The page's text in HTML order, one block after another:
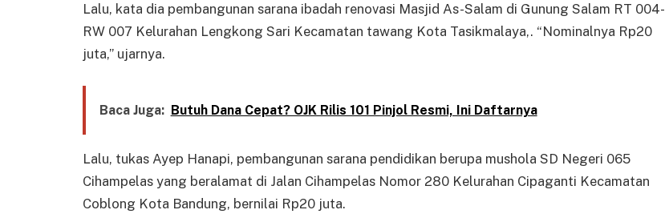
Lalu, kata dia pembangunan sarana ibadah renovasi Masjid As-Salam di Gunung Salam RT 004-
RW 007 Kelurahan Lengkong Sari Kecamatan tawang Kota Tasikmalaya,. “Nominalnya Rp20
juta,” ujarnya.
Baca Juga: Butuh Dana Cepat? OJK Rilis 101 Pinjol Resmi, Ini Daftarnya
Lalu, tukas Ayep Hanapi, pembangunan sarana pendidikan berupa mushola SD Negeri 065
Cihampelas yang beralamat di Jalan Cihampelas Nomor 280 Kelurahan Cipaganti Kecamatan
Coblong Kota Bandung, bernilai Rp20 juta.